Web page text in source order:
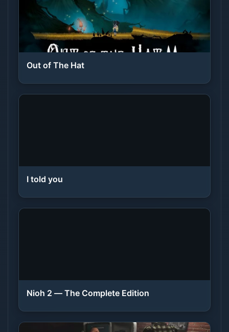
Out of The Hat
I told you
Nioh 2 — The Complete Edition